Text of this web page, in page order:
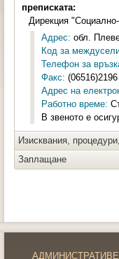
преписката:
Дирекция
Адрес: обл.
Код за
Телефон за
Факс: (06516)2196
Адрес на
Работно време:
В звеното е
Изисквания,
Заплащане